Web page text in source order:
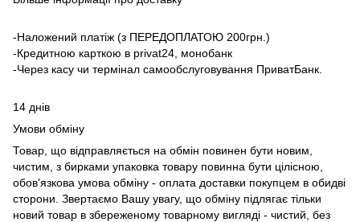
-Наложений платіж (з ПЕРЕДОПЛАТОЮ 200грн.)
-Кредитною карткою в privat24, монобанк
-Через касу чи термінал самообслуговування ПриватБанк.
14 днів
Умови обміну
Товар, що відправляється на обмін повинен бути новим,
чистим, з бирками упаковка товару повинна бути цілісною,
обов'язкова умова обміну - оплата доставки покупцем в обидві
сторони. Звертаємо Вашу увагу, що обміну підлягає тільки
новий товар в збереженому товарному вигляді - чистий, без